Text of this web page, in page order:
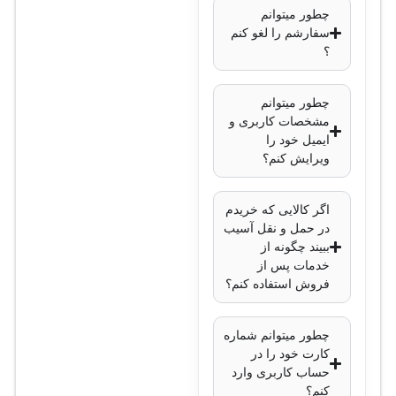
فناوری
فشرده‌سازی
H.265+, H.265,
H.264+, H.264
:
استاندارد مقاومتی
IP67 (مقاوم در
برابر آب و گرد و
غبار)
منبع تغذیه
: 12 ولت
DC یا PoE (تغذیه از
طریق شبکه)
چطور میتوانم
سفارشم را لغو کنم
؟
چطور میتوانم
مشخصات کاربری و
ایمیل خود را
ویرایش کنم؟
اگر کالایی که خریدم
در حمل و نقل آسیب
ببیند چگونه از
خدمات پس از
فروش استفاده کنم؟
چطور میتوانم شماره
کارت خود را در
حساب کاربری وارد
کنم؟